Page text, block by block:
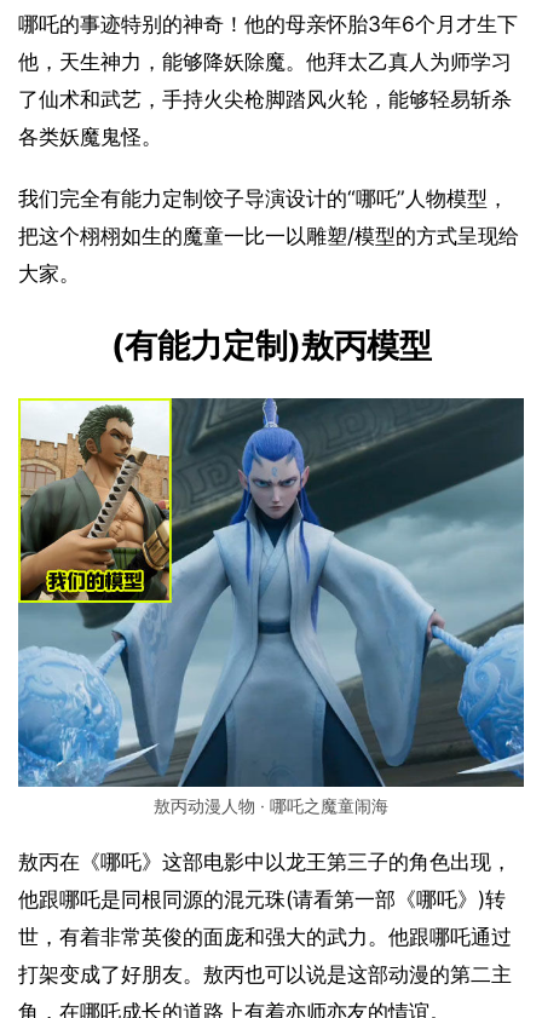
哪吒的事迹特别的神奇！他的母亲怀胎3年6个月才生下
他，天生神力，能够降妖除魔。他拜太乙真人为师学习
了仙术和武艺，手持火尖枪脚踏风火轮，能够轻易斩杀
各类妖魔鬼怪。
我们完全有能力定制饺子导演设计的“哪吒”人物模型，
把这个栩栩如生的魔童一比一以雕塑/模型的方式呈现给
大家。
(有能力定制)敖丙模型
敖丙动漫人物 · 哪吒之魔童闹海
敖丙在《哪吒》这部电影中以龙王第三子的角色出现，
他跟哪吒是同根同源的混元珠(请看第一部《哪吒》)转
世，有着非常英俊的面庞和强大的武力。他跟哪吒通过
打架变成了好朋友。敖丙也可以说是这部动漫的第二主
角，在哪吒成长的道路上有着亦师亦友的情谊。